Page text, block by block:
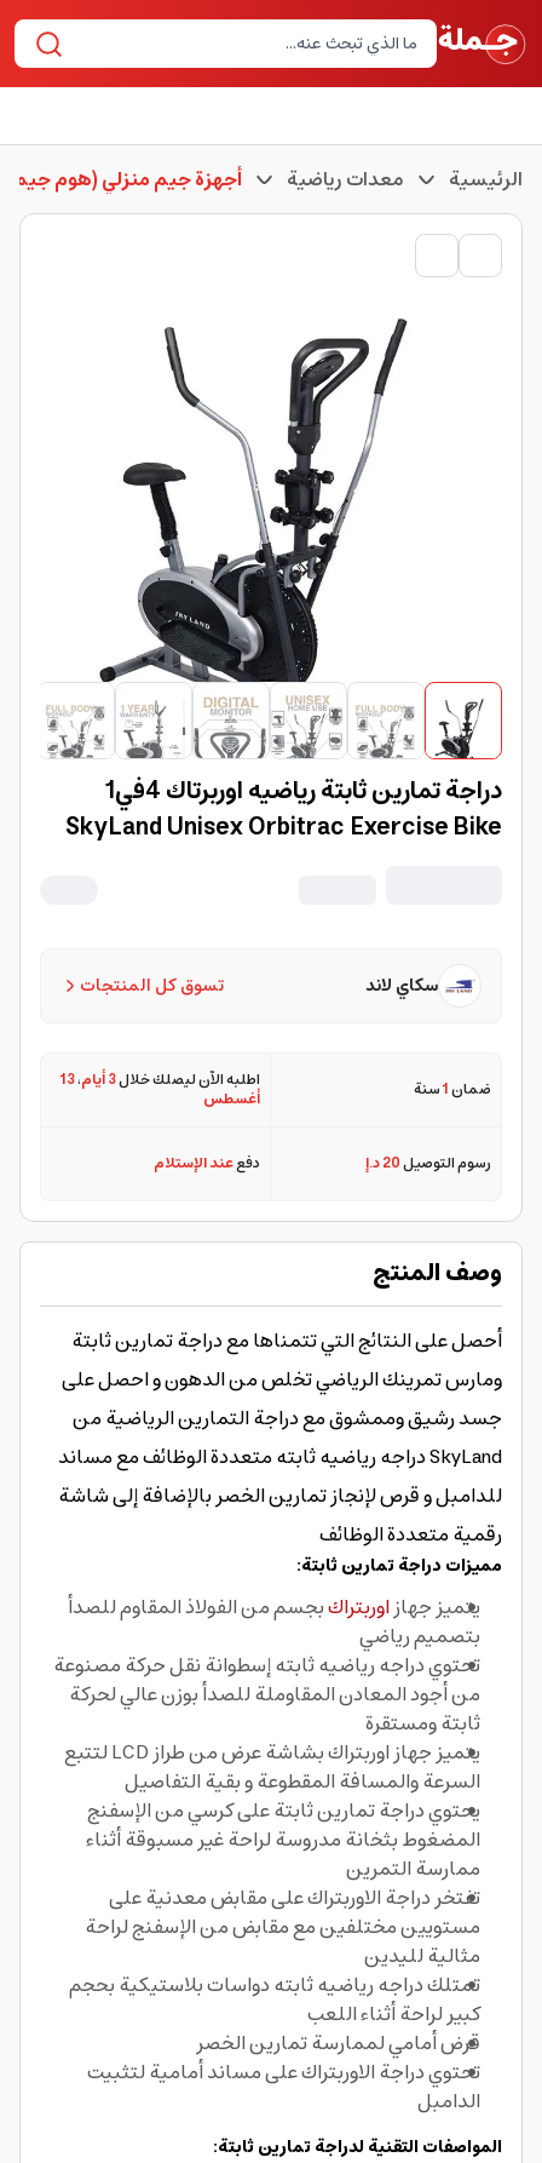
الرئيسية معدات رياضية أجهزة جيم منزلي (هوم جيم)
دراجة تمارين ثابتة رياضيه اوربرتاك 4في1
SkyLand Unisex Orbitrac Exercise Bike
تسوق كل المنتجات سكاي لاند
ضمان1سنة اطلبه الآن ليصلك خلال3 أيام ،13
أغسطس
رسوم التوصيل20 د.إ دفععند الإستلام
وصف المنتج
أحصل على النتائج التي تتمناها مع دراجة تمارين ثابتة
ومارس تمرينك الرياضي تخلص من الدهون و احصل على
جسد رشيق وممشوق مع دراجة التمارين الرياضية من
SkyLand دراجه رياضيه ثابته متعددة الوظائف مع مساند
للدامبل و قرص لإنجاز تمارين الخصر بالإضافة إلى شاشة
رقمية متعددة الوظائف
مميزات دراجة تمارين ثابتة:
يتميز جهازاوربتراكبجسم من الفولاذ المقاوم للصدأ
بتصميم رياضي
تحتوي دراجه رياضيه ثابته إسطوانة نقل حركة مصنوعة
من أجود المعادن المقاوملة للصدأ بوزن عالي لحركة
ثابتة ومستقرة
يتميز جهاز اوربتراك بشاشة عرض من طراز LCD لتتبع
السرعة والمسافة المقطوعة و بقية التفاصيل
يحتوي دراجة تمارين ثابتة على كرسي من الإسفنج
المضغوط بثخانة مدروسة لراحة غير مسبوقة أثناء
ممارسة التمرين
تفتخر دراجة الاوربتراك على مقابض معدنية على
مستويين مختلفين مع مقابض من الإسفنج لراحة
مثالية لليدين
تمتلك دراجه رياضيه ثابته دواسات بلاستيكية بحجم
كبير لراحة أثناء اللعب
قرض أمامي لممارسة تمارين الخصر
تحتوي دراجة الاوربتراك على مساند أمامية لتثبيت
الدامبل
المواصفات التقنية لدراجة تمارين ثابتة: